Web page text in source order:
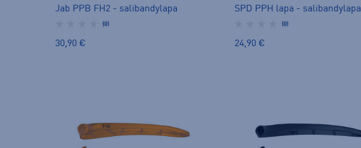
Jab PPB FH2 - salibandylapa
(0)
30,90 €
SPD PPH lapa - salibandylapa
(0)
24,90 €